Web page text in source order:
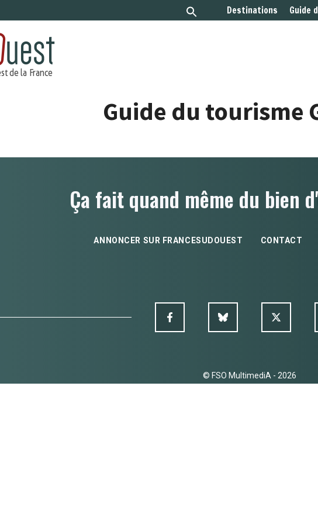
Destinations Guide
Guide du tourisme
Ça fait quand même du bien
ANNONCER SUR FRANCESUDOUEST CONTACT
© FSO MultimediA - 2026